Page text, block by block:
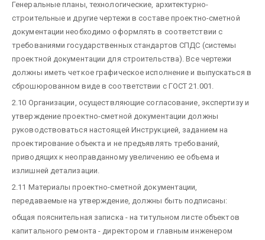
Генеральные планы, технологические, архитектурно-
строительные и другие чертежи в составе проектно-сметной
документации необходимо оформлять в соответствии с
требованиями государственных стандартов СПДС (системы
проектной документации для строительства). Все чертежи
должны иметь четкое графическое исполнение и выпускаться в
сброшюрованном виде в соответствии с ГОСТ 21.001.
2.10 Организации, осуществляющие согласование, экспертизу и
утверждение проектно-сметной документации должны
руководствоваться настоящей Инструкцией, заданием на
проектирование объекта и не предъявлять требований,
приводящих к неоправданному увеличению ее объема и
излишней детализации.
2.11 Материалы проектно-сметной документации,
передаваемые на утверждение, должны быть подписаны:
общая пояснительная записка - на титульном листе объектов
капитального ремонта - директором и главным инженером